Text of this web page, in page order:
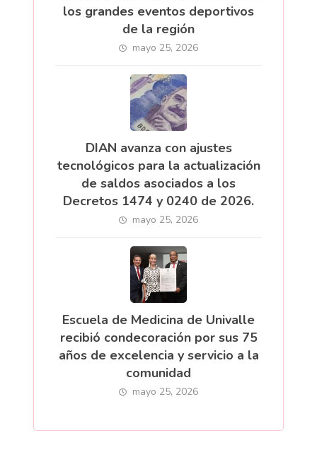
los grandes eventos deportivos
de la región
mayo 25, 2026
DIAN avanza con ajustes
tecnológicos para la actualización
de saldos asociados a los
Decretos 1474 y 0240 de 2026.
mayo 25, 2026
Escuela de Medicina de Univalle
recibió condecoración por sus 75
años de excelencia y servicio a la
comunidad
mayo 25, 2026